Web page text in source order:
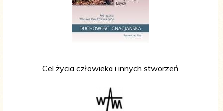
Cel życia człowieka i innych stworzeń